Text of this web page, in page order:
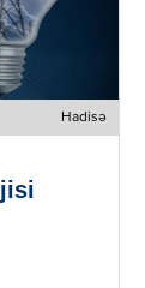
Hadisə